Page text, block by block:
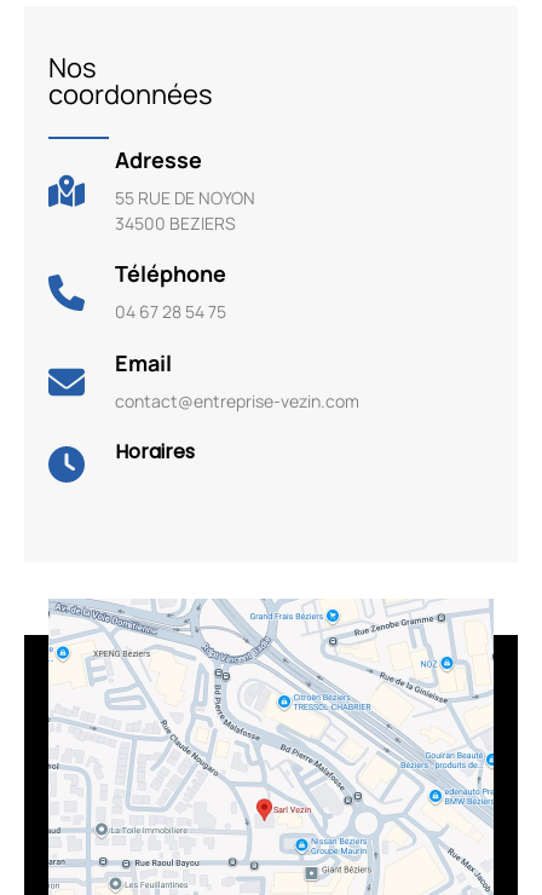
Nos
coordonnées
Adresse
55 RUE DE NOYON
34500 BEZIERS
Téléphone
04 67 28 54 75
Email
contact@entreprise-vezin.com
Horaires